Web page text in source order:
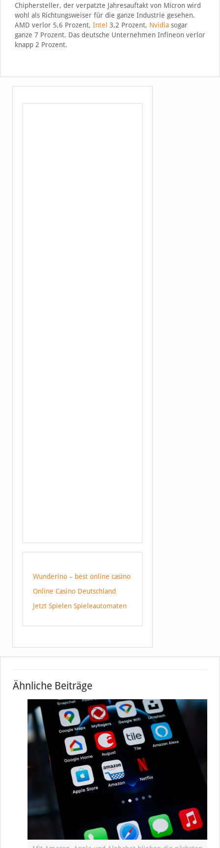
Chiphersteller, der verpatzte Jahresauftakt von Micron wird
wohl als Richtungsweiser für die ganze Industrie gesehen.
AMD verlor 5,6 Prozent, Intel 3,2 Prozent, Nvidiasogar
ganze 7 Prozent. Das deutsche Unternehmen Infineon verlor
knapp 2 Prozent.
Wunderino – best online casino
Online Casino Deutschland
Jetzt Spielen Spieleautomaten
Ähnliche Beiträge